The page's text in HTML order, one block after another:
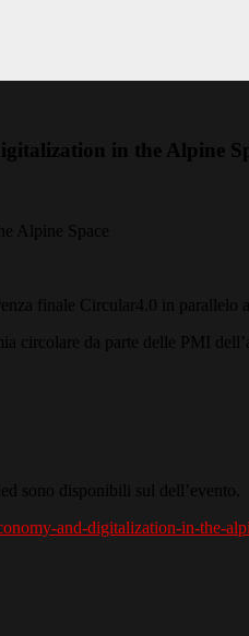
in the Alpine
Alpine Space
finale Circular4.0 in parallelo
circolare da parte delle PMI
sono disponibili sul dell’evento.
and-digitalization-in-the-